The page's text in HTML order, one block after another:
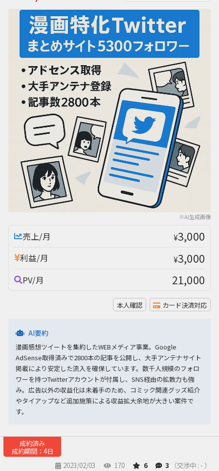
※AI生成画像
売上/月 ¥3,000
利益/月 ¥3,000
PV/月 21,000
本人確認 カード決済対応
AI要約
漫画感想ツイートを集約したWEBメディア事業。Google
AdSense取得済みで2800本の記事を公開し、大手アンテナサイト
掲載により安定した流入を確保しています。数千人規模のフォロ
ワーを持つTwitterアカウントが付属し、SNS経由の拡散力も強
み。広告以外の収益化は未着手のため、コミック関連グッズ紹介
やタイアップなど追加施策による収益拡大余地が大きい案件で
す。
成約済み
成約期間：4日
2023/02/03
170 6 3 （交渉中 : - ）